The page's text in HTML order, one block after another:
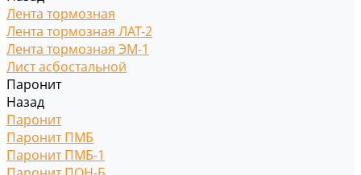
Лента тормозная
Лента тормозная ЛАТ-2
Лента тормозная ЭМ-1
Лист асбостальной
Паронит
Назад
Паронит
Паронит ПМБ
Паронит ПМБ-1